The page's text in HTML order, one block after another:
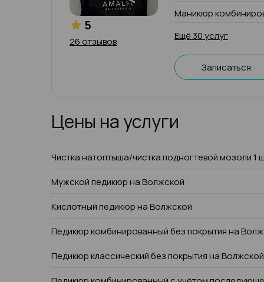
5
26 отзывов
Маникюр
Ещё 30 услуг
Записаться
Цены на услуги
Чистка натоптыша/чистка подногтевой мозоли 1
Мужской педикюр на Волжской
Кислотный педикюр на Волжской
Педикюр комбинированный без покрытия на
Педикюр классический без покрытия на Волжской